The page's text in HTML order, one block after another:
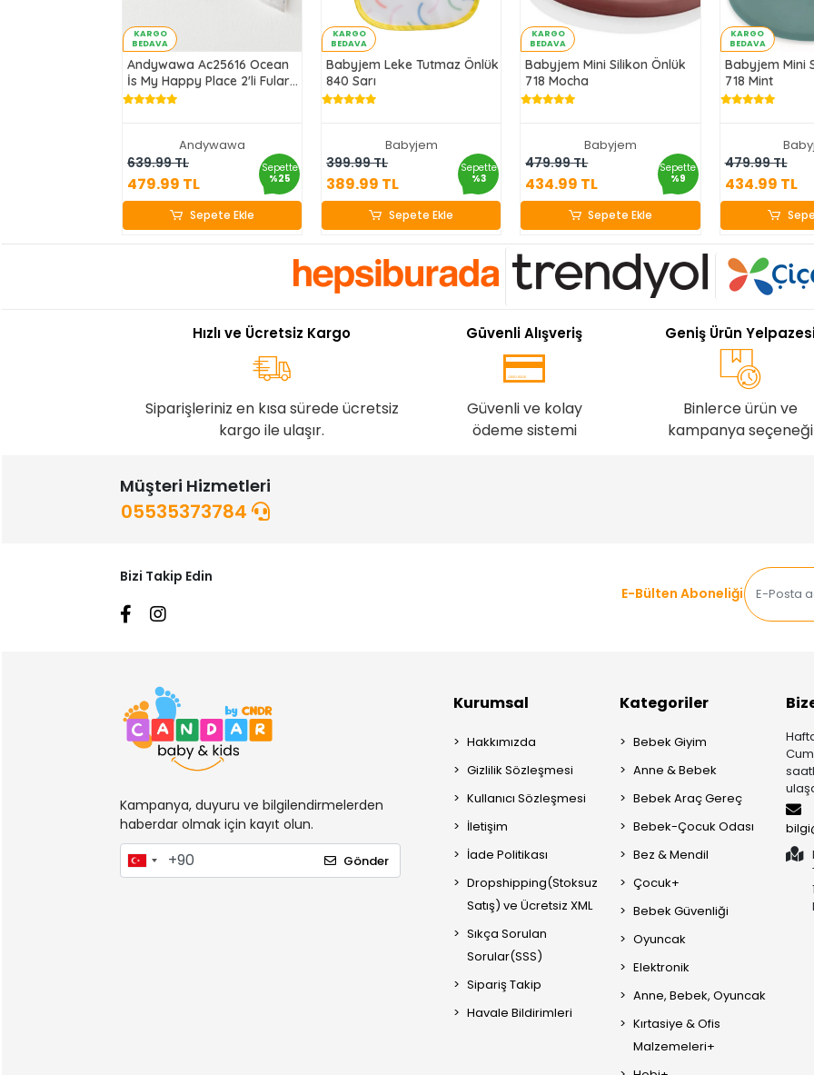
KARGO
BEDAVA
Andywawa Ac25616 Ocean
İs My Happy Place 2'li Fular
Grey White
Andywawa
639.99 TL
479.99 TL
Sepette
%25
479.99 TL
Sepete Ekle
Sepete Ekle
KARGO
BEDAVA
Babyjem Leke Tutmaz Önlük
840 Sarı
Babyjem
399.99 TL
389.99 TL
Sepette
%3
389.99 TL
Sepete Ekle
Sepete Ekle
KARGO
BEDAVA
Babyjem Mini Silikon Önlük
718 Mocha
Babyjem
479.99 TL
434.99 TL
Sepette
%9
434.99 TL
Sepete Ekle
Sepete Ekle
KARGO
BEDAVA
Babyjem Mini
718 Mint
479.99 TL
434.99 TL
Hızlı ve Ücretsiz Kargo
Siparişleriniz en kısa sürede ücretsiz
kargo ile ulaşır.
Güvenli Alışveriş
Güvenli ve kolay
ödeme sistemi
Geniş Ürün
Binlerce ürün ve
kampanya seçeneği
Müşteri Hizmetleri
05535373784
Bizi Takip Edin
E-Bülten Aboneliği
Kampanya, duyuru ve bilgilendirmelerden
haberdar olmak için kayıt olun.
Gönder
Kurumsal
Hakkımızda
Gizlilik Sözleşmesi
Kullanıcı Sözleşmesi
İletişim
İade Politikası
Dropshipping(Stoksuz
Satış) ve Ücretsiz XML
Sıkça Sorulan
Sorular(SSS)
Sipariş Takip
Havale Bildirimleri
Kategoriler
Bebek Giyim
Anne & Bebek
Bebek Araç Gereç
Bebek-Çocuk Odası
Bez & Mendil
Çocuk+
Bebek Güvenliği
Oyuncak
Elektronik
Anne, Bebek, Oyuncak
Kırtasiye & Ofis
Malzemeleri+